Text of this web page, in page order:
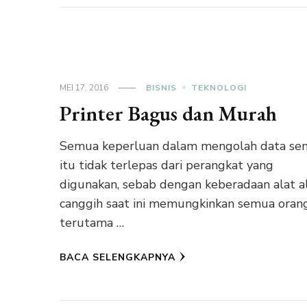
MEI 17, 2016 BISNIS TEKNOLOGI
Printer Bagus dan Murah
Semua keperluan dalam mengolah data
itu tidak terlepas dari perangkat yang
digunakan, sebab dengan keberadaan alat
canggih saat ini memungkinkan semua
terutama …
BACA SELENGKAPNYA